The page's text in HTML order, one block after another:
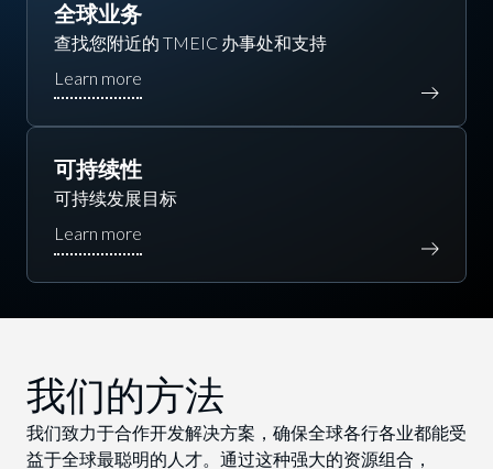
全球业务
查找您附近的 TMEIC 办事处和支持
可持续性
可持续发展目标
我们的方法
我们致力于合作开发解决方案，确保全球各行各业都能受
益于全球最聪明的人才。通过这种强大的资源组合，